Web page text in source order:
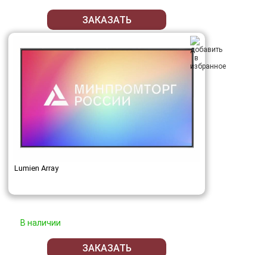
ЗАКАЗАТЬ
Lumien Array
В наличии
ЗАКАЗАТЬ